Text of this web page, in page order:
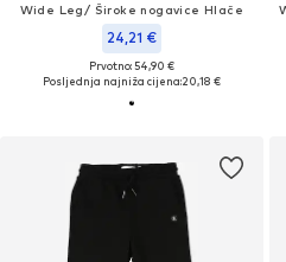
Wide Leg/ Široke nogavice Hlače
24,21 €
Prvotno: 54,90 €
Posljednja najniža cijena:20,18 €